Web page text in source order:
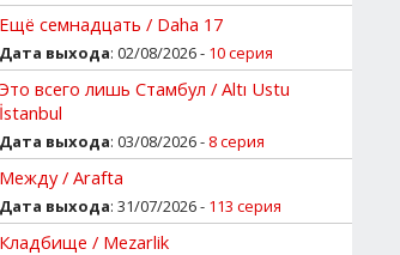
Ещё семнадцать / Daha 17
Дата выхода: 02/08/2026 - 10 серия
Это всего лишь Стамбул / Altı Ustu
İstanbul
Дата выхода: 03/08/2026 - 8 серия
Между / Arafta
Дата выхода: 31/07/2026 - 113 серия
Кладбище / Mezarlik